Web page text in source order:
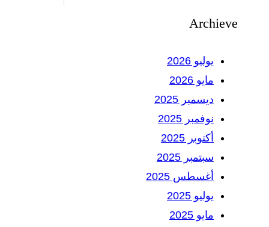
Archieve
يوليو 2026
مايو 2026
ديسمبر 2025
نوفمبر 2025
أكتوبر 2025
سبتمبر 2025
أغسطس 2025
يوليو 2025
مايو 2025